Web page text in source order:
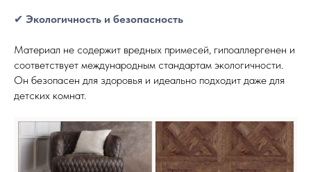
✔ Экологичность и безопасность
Материал не содержит вредных примесей, гипоаллергенен и
соответствует международным стандартам экологичности.
Он безопасен для здоровья и идеально подходит даже для
детских комнат.